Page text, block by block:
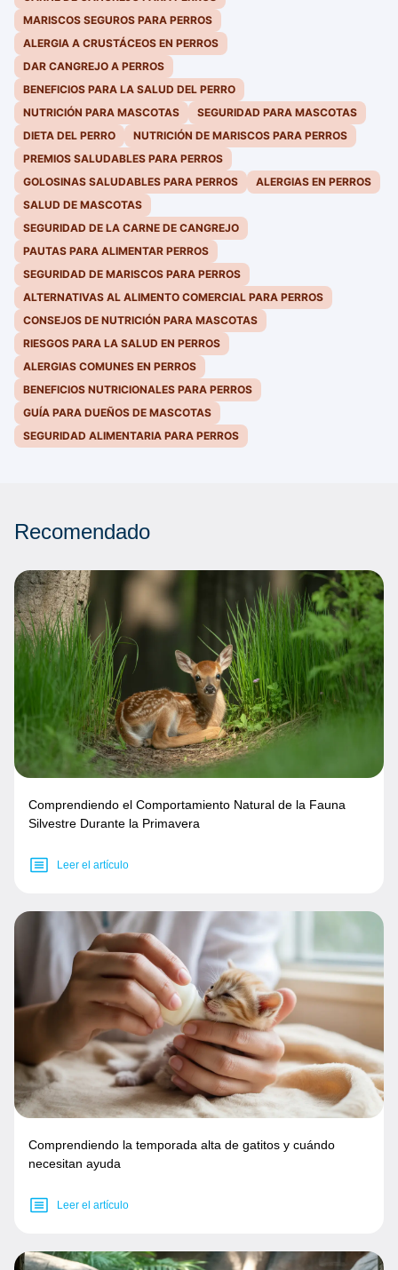
MARISCOS SEGUROS PARA PERROS
ALERGIA A CRUSTÁCEOS EN PERROS
DAR CANGREJO A PERROS
BENEFICIOS PARA LA SALUD DEL PERRO
NUTRICIÓN PARA MASCOTAS
SEGURIDAD PARA MASCOTAS
DIETA DEL PERRO
NUTRICIÓN DE MARISCOS PARA PERROS
PREMIOS SALUDABLES PARA PERROS
GOLOSINAS SALUDABLES PARA PERROS
ALERGIAS EN PERROS
SALUD DE MASCOTAS
SEGURIDAD DE LA CARNE DE CANGREJO
PAUTAS PARA ALIMENTAR PERROS
SEGURIDAD DE MARISCOS PARA PERROS
ALTERNATIVAS AL ALIMENTO COMERCIAL PARA PERROS
CONSEJOS DE NUTRICIÓN PARA MASCOTAS
RIESGOS PARA LA SALUD EN PERROS
ALERGIAS COMUNES EN PERROS
BENEFICIOS NUTRICIONALES PARA PERROS
GUÍA PARA DUEÑOS DE MASCOTAS
SEGURIDAD ALIMENTARIA PARA PERROS
Recomendado
Comprendiendo el Comportamiento Natural de la Fauna
Silvestre Durante la Primavera
Leer el artículo
Comprendiendo la temporada alta de gatitos y cuándo
necesitan ayuda
Leer el artículo